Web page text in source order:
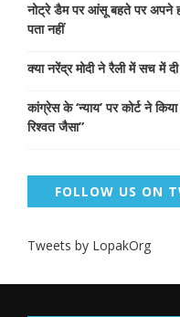
नोट्रे डैम पर आंसू बहते पर अपने
पता नहीं
क्या नरेंद्र मोदी ने रैली में सच में
कांग्रेस के ‘न्याय’ पर कोर्ट ने
रिश्वत जैसा”
FOLLOW US ON
Tweets by LopakOrg